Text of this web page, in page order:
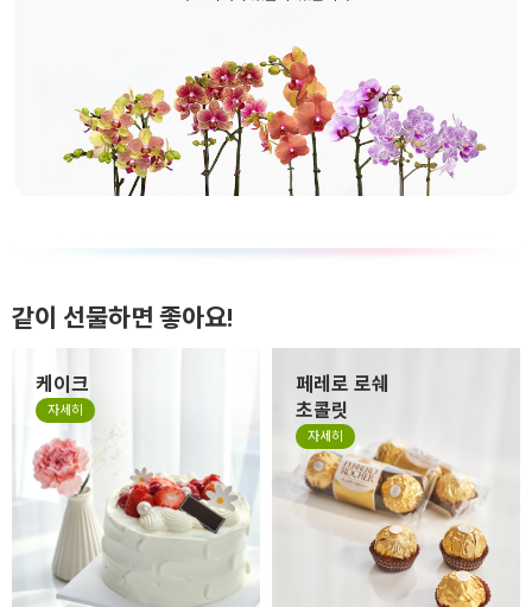
같이 선물하면 좋아요!
케이크
자세히
페레로 로쉐
초콜릿
자세히